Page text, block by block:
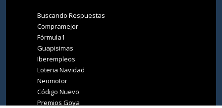
Buscando Respuestas
Compramejor
Fórmula1
Guapisimas
Iberempleos
Loteria Navidad
Neomotor
Código Nuevo
Premios Goya